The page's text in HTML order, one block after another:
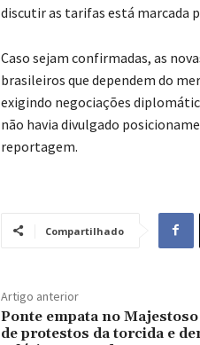
discutir as tarifas está marcada
Caso sejam confirmadas, as
brasileiros que dependem do
exigindo negociações
não havia divulgado
reportagem.
Compartilhado
Artigo anterior
Ponte empata no
de protestos da torcida e